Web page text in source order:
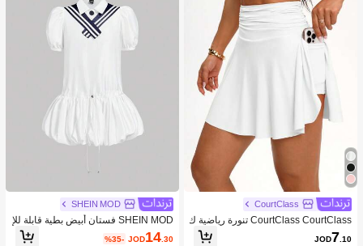
CourtClass
CourtClass CourtClass تنورة رياضية ك
اجوال للنساء قصيرة الخصر رقيقة
JOD7 .10
SHEIN MOD
SHEIN MOD فستان أبيض بطية قابلة للإ
زالة والياقة الكحلية للسيدات
JOD14.30
%35-